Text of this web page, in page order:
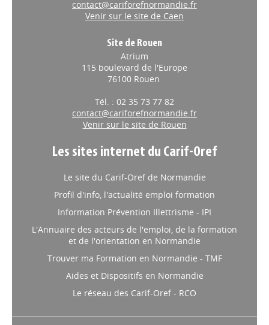
contact@cariforefnormandie.fr
Venir sur le site de Caen
Site de Rouen
Atrium
115 boulevard de l'Europe
76100 Rouen
Tél. : 02 35 73 77 82
contact@cariforefnormandie.fr
Venir sur le site de Rouen
Les sites internet du Carif-Oref
Le site du Carif-Oref de Normandie
Profil d'info, l'actualité emploi formation
Information Prévention Illettrisme - IPI
L'Annuaire des acteurs de l'emploi, de la formation
et de l'orientation en Normandie
Trouver ma Formation en Normandie - TMF
Aides et Dispositifs en Normandie
Le réseau des Carif-Oref - RCO